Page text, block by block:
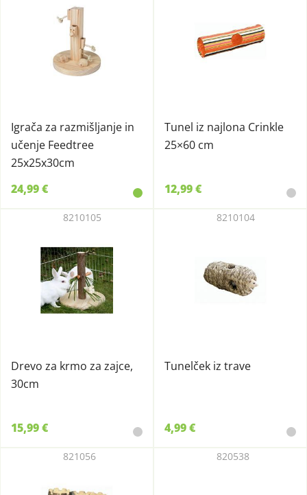
Igrača za razmišljanje in
učenje Feedtree
25x25x30cm
24,99 €
Tunel iz najlona Crinkle
25×60 cm
12,99 €
Drevo za krmo za zajce,
30cm
8210105
15,99 €
Tunelček iz trave
8210104
4,99 €
821056 820538